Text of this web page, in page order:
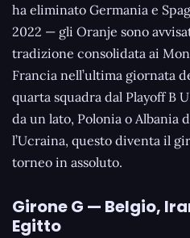
ha eliminato Germania e
2022 — gli Oranje sono
tradizione consolidata ai
Francia nell’ultima giornata
quarta squadra dal Playoff B
da un lato, Polonia o Albania
l’Ucraina, questo diventa il
torneo in assoluto.
Girone G — Belgio,
Egitto